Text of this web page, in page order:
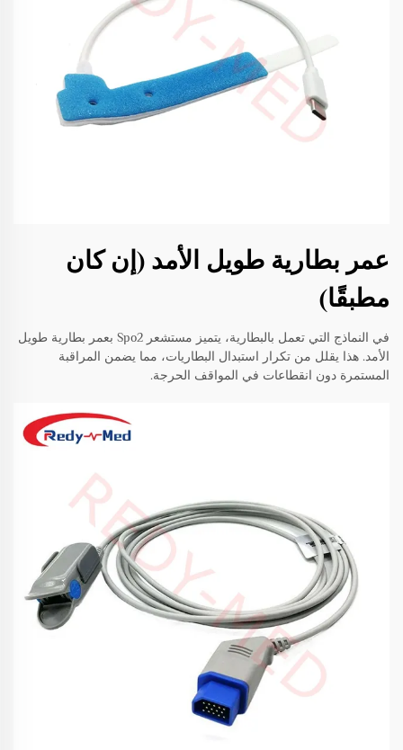
عمر بطارية طويل الأمد (إن كان
مطبقًا)
في النماذج التي تعمل بالبطارية، يتميز مستشعر Spo2 بعمر بطارية طويل
الأمد. هذا يقلل من تكرار استبدال البطاريات، مما يضمن المراقبة
المستمرة دون انقطاعات في المواقف الحرجة.